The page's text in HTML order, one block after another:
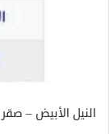
النيل الأبيض – صقر